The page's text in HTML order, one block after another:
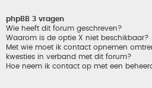
phpBB 3 vragen
Wie heeft dit forum geschreven?
Waarom is de optie X niet beschikbaar?
Met wie moet ik contact opnemen
kwesties in verband met dit forum?
Hoe neem ik contact op met een